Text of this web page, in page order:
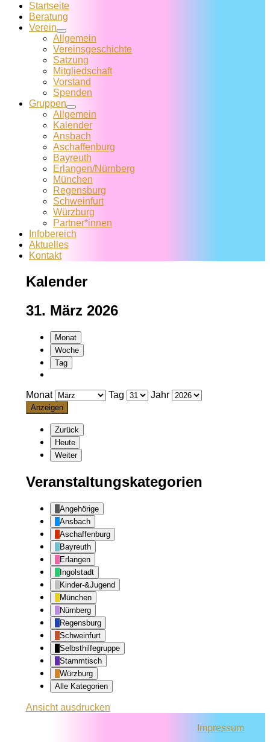
Startseite
Beratung
Verein
Allgemein
Vereins­geschichte
Satzung
Mitglied­schaft
Vorstand
Spenden
Gruppen
Allgemein
Kalender
Ansbach
Aschaffenburg
Bayreuth
Erlangen/Nürnberg
München
Regensburg
Schweinfurt
Würzburg
Partner*innen
Infobereich
Aktuelles
Kontakt
Kalender
31. März 2026
Monat
Woche
Tag
Monat Tag Jahr
Zurück
Heute
Weiter
Veranstaltungskategorien
Angehörige
Ansbach
Aschaffenburg
Bayreuth
Erlangen
Ingolstadt
Kinder-&Jugend
München
Nürnberg
Regensburg
Schweinfurt
Selbsthilfegruppe
Stammtisch
Würzburg
Alle Kategorien
Ansichtausdrucken
Impressum